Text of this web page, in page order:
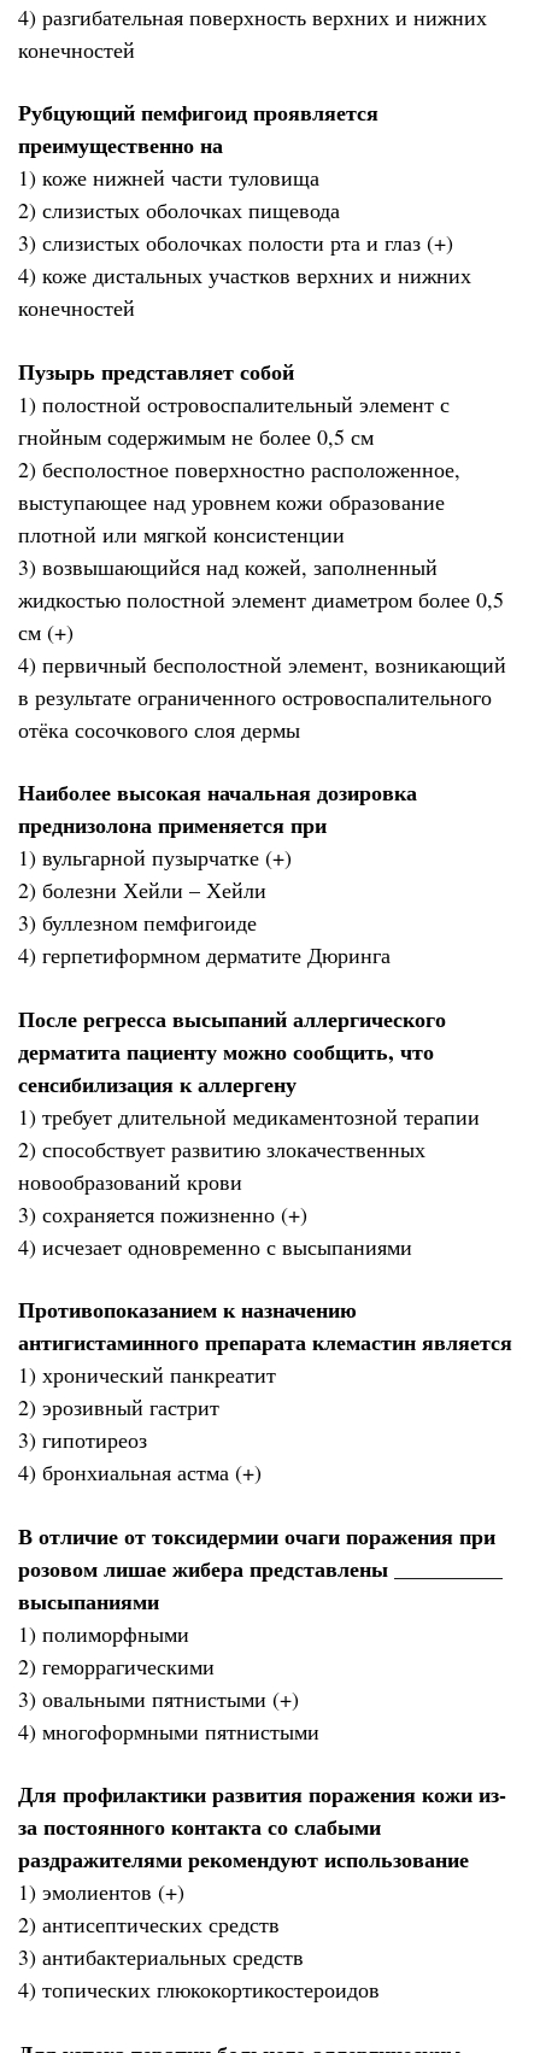
4) разгибательная поверхность верхних и нижних
конечностей
Рубцующий пемфигоид проявляется
преимущественно на
1) коже нижней части туловища
2) слизистых оболочках пищевода
3) слизистых оболочках полости рта и глаз (+)
4) коже дистальных участков верхних и нижних
конечностей
Пузырь представляет собой
1) полостной островоспалительный элемент с
гнойным содержимым не более 0,5 см
2) бесполостное поверхностно расположенное,
выступающее над уровнем кожи образование
плотной или мягкой консистенции
3) возвышающийся над кожей, заполненный
жидкостью полостной элемент диаметром более 0,5
см (+)
4) первичный бесполостной элемент, возникающий
в результате ограниченного островоспалительного
отёка сосочкового слоя дермы
Наиболее высокая начальная дозировка
преднизолона применяется при
1) вульгарной пузырчатке (+)
2) болезни Хейли – Хейли
3) буллезном пемфигоиде
4) герпетиформном дерматите Дюринга
После регресса высыпаний аллергического
дерматита пациенту можно сообщить, что
сенсибилизация к аллергену
1) требует длительной медикаментозной терапии
2) способствует развитию злокачественных
новообразований крови
3) сохраняется пожизненно (+)
4) исчезает одновременно с высыпаниями
Противопоказанием к назначению
антигистаминного препарата клемастин является
1) хронический панкреатит
2) эрозивный гастрит
3) гипотиреоз
4) бронхиальная астма (+)
В отличие от токсидермии очаги поражения при
розовом лишае жибера представлены __________
высыпаниями
1) полиморфными
2) геморрагическими
3) овальными пятнистыми (+)
4) многоформными пятнистыми
Для профилактики развития поражения кожи из-
за постоянного контакта со слабыми
раздражителями рекомендуют использование
1) эмолиентов (+)
2) антисептических средств
3) антибактериальных средств
4) топических глюкокортикостероидов